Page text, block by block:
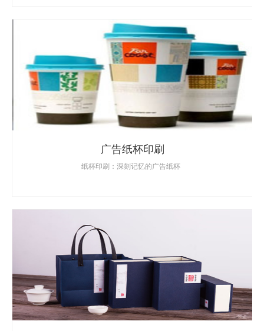
广告纸杯印刷
纸杯印刷：深刻记忆的广告纸杯